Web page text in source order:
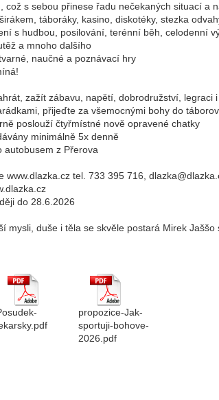
s sebou přinese řadu nečekaných situací a
táboráky, kasino, diskotéky, stezka
s hudbou, posilování, terénní běh, celodenní
a mnoho dalšího
naučné a poznávací hry
zažít zábavu, napětí, dobrodružství,
přijeďte za všemocnými bohy do
poslouží čtyřmístné nově opravené chatky
minimálně 5x denně
autobusem z Přerova
www.dlazka.cz tel. 733 395 716,
do 28.6.2026
mysli, duše i těla se skvěle postará Mirek
propozice-Jak-
sportuji-bohove-
2026.pdf